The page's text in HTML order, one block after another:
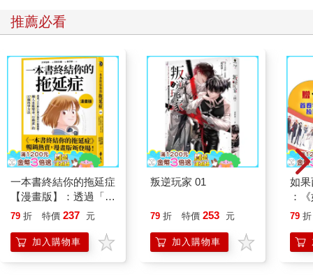
推薦必看
一本書終結你的拖延症
【漫畫版】：透過「小
行動」打開大腦的行動
「行動派」的37個科
學方法
79 折 特價 237 元
加入購物車
叛逆玩家 01
79 折 特價 253 元
加入購物車
如
：
喵
79 折